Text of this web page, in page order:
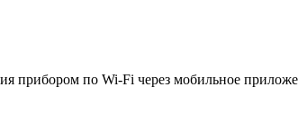
прибором по Wi-Fi через мобильное